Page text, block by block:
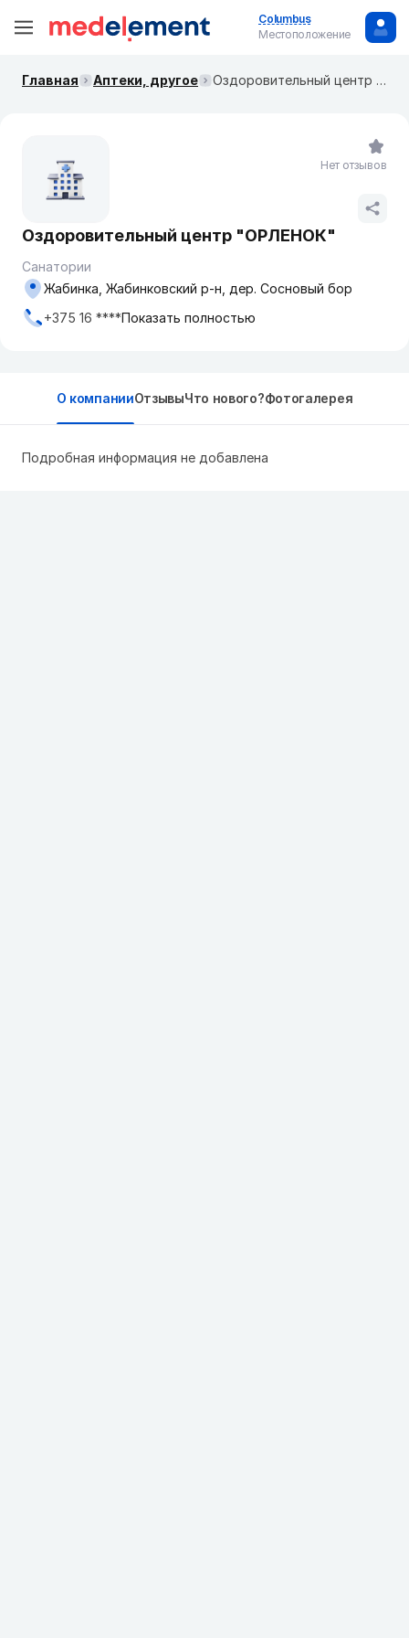
Columbus
Местоположение
Главная Аптеки, другое Оздоровительный центр "ОРЛЕНОК"
Оздоровительный центр "ОРЛЕНОК"
Санатории
Жабинка, Жабинковский р-н, дер. Сосновый бор
+375 16 ****Показать полностью
Нет отзывов
О компанииОтзывыЧто нового?Фотогалерея
Подробная информация не добавлена